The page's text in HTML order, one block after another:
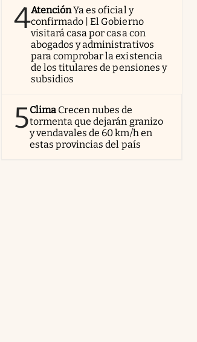
4AtenciónYa es oficial y
confirmado | El Gobierno
visitará casa por casa con
abogados y administrativos
para comprobar la existencia
de los titulares de pensiones y
subsidios
5Clima Crecen nubes de
tormenta que dejarán granizo
y vendavales de 60 km/h en
estas provincias del país